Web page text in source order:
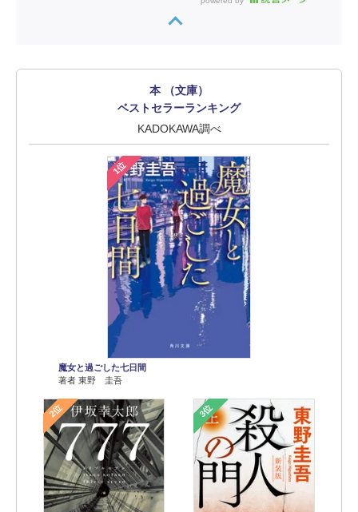
本 （文庫）
ベストセラーランキング
KADOKAWA調べ
1位
魔女と過ごした七日間
著者 東野 圭吾
2位 3位